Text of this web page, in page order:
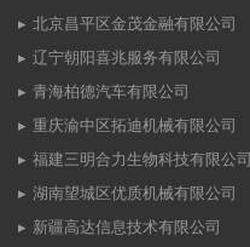
北京昌平区金茂金融有限公司
辽宁朝阳喜兆服务有限公司
青海柏德汽车有限公司
重庆渝中区拓迪机械有限公司
福建三明合力生物科技有限公司
湖南望城区优质机械有限公司
新疆高达信息技术有限公司